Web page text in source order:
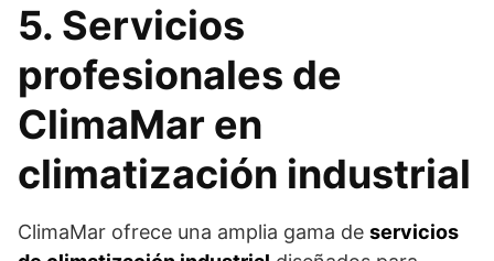
5. Servicios
profesionales de
ClimaMar en
climatización industrial
ClimaMar ofrece una amplia gama de servicios